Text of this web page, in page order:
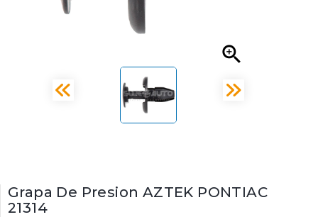

Grapa De Presion AZTEK PONTIAC
21314